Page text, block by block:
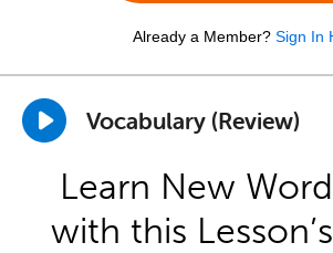
Already a Member? Sign In
Vocabulary (Review)
Learn New
with this